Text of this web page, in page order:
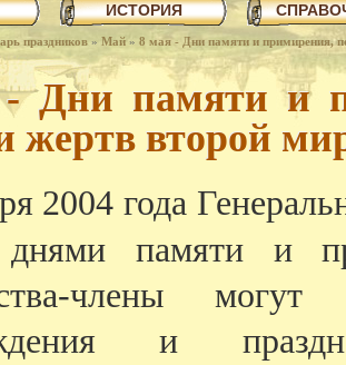
ИСТОРИЯ
праздников » Май » 8 мая - Дни памяти и примирения,
Дни памяти и
жертв второй
2004 года
памяти и
члены
и